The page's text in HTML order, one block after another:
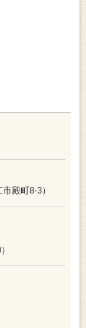
殿町8-3）